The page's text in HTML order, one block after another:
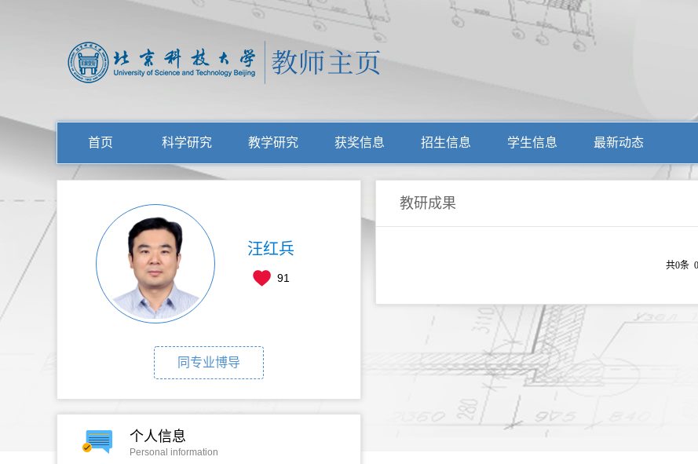
首页 科学研究 教学研究 获奖信息 招生信息 学生信息 最新动态
汪红兵
91
同专业博导
个人信息
Personal information
教研成果
共0条